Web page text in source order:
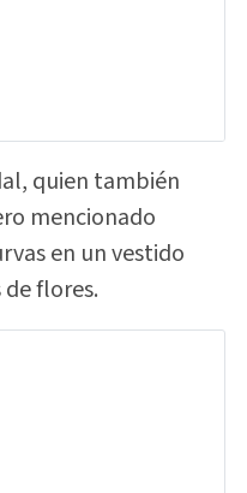
quien también
mencionado
en un vestido
flores.